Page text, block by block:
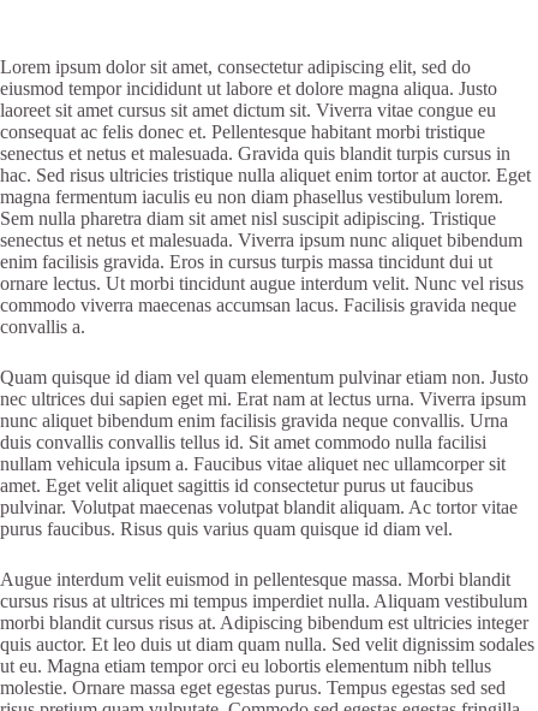
Lorem ipsum dolor sit amet, consectetur adipiscing elit, sed do
eiusmod tempor incididunt ut labore et dolore magna aliqua. Justo
laoreet sit amet cursus sit amet dictum sit. Viverra vitae congue eu
consequat ac felis donec et. Pellentesque habitant morbi tristique
senectus et netus et malesuada. Gravida quis blandit turpis cursus in
hac. Sed risus ultricies tristique nulla aliquet enim tortor at auctor. Eget
magna fermentum iaculis eu non diam phasellus vestibulum lorem.
Sem nulla pharetra diam sit amet nisl suscipit adipiscing. Tristique
senectus et netus et malesuada. Viverra ipsum nunc aliquet bibendum
enim facilisis gravida. Eros in cursus turpis massa tincidunt dui ut
ornare lectus. Ut morbi tincidunt augue interdum velit. Nunc vel risus
commodo viverra maecenas accumsan lacus. Facilisis gravida neque
convallis a.
Quam quisque id diam vel quam elementum pulvinar etiam non. Justo
nec ultrices dui sapien eget mi. Erat nam at lectus urna. Viverra ipsum
nunc aliquet bibendum enim facilisis gravida neque convallis. Urna
duis convallis convallis tellus id. Sit amet commodo nulla facilisi
nullam vehicula ipsum a. Faucibus vitae aliquet nec ullamcorper sit
amet. Eget velit aliquet sagittis id consectetur purus ut faucibus
pulvinar. Volutpat maecenas volutpat blandit aliquam. Ac tortor vitae
purus faucibus. Risus quis varius quam quisque id diam vel.
Augue interdum velit euismod in pellentesque massa. Morbi blandit
cursus risus at ultrices mi tempus imperdiet nulla. Aliquam vestibulum
morbi blandit cursus risus at. Adipiscing bibendum est ultricies integer
quis auctor. Et leo duis ut diam quam nulla. Sed velit dignissim sodales
ut eu. Magna etiam tempor orci eu lobortis elementum nibh tellus
molestie. Ornare massa eget egestas purus. Tempus egestas sed sed